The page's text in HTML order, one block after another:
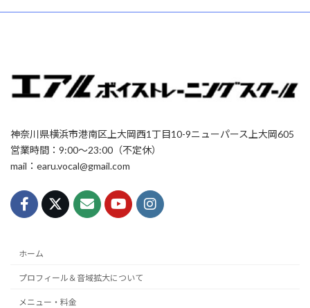
神奈川県横浜市港南区上大岡西1丁目10-9ニューパース上大岡605
営業時間：9:00〜23:00（不定休）
mail：earu.vocal@gmail.com
ホーム
プロフィール＆音域拡大について
メニュー・料金